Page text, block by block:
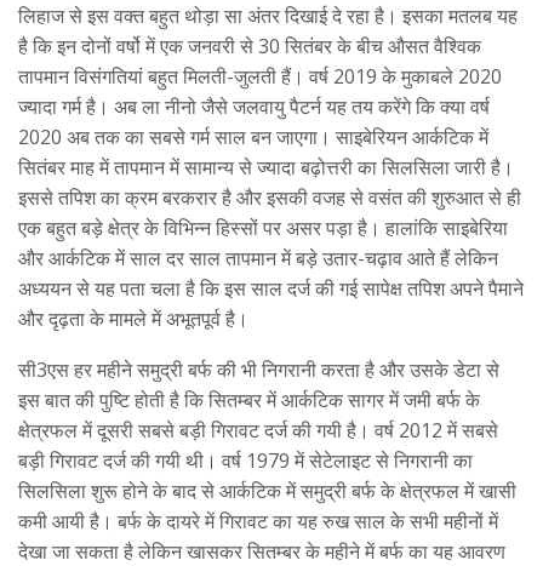
लिहाज से इस वक्त बहुत थोड़ा सा अंतर दिखाई दे रहा है। इसका मतलब यह
है कि इन दोनों वर्षो में एक जनवरी से 30 सितंबर के बीच औसत वैश्विक
तापमान विसंगतियां बहुत मिलती-जुलती हैं। वर्ष 2019 के मुकाबले 2020
ज्यादा गर्म है। अब ला नीनो जैसे जलवायु पैटर्न यह तय करेंगे कि क्या वर्ष
2020 अब तक का सबसे गर्म साल बन जाएगा। साइबेरियन आर्कटिक में
सितंबर माह में तापमान में सामान्य से ज्यादा बढ़ोत्तरी का सिलसिला जारी है।
इससे तपिश का क्रम बरकरार है और इसकी वजह से वसंत की शुरुआत से ही
एक बहुत बड़े क्षेत्र के विभिन्न हिस्सों पर असर पड़ा है। हालांकि साइबेरिया
और आर्कटिक में साल दर साल तापमान में बड़े उतार-चढ़ाव आते हैं लेकिन
अध्ययन से यह पता चला है कि इस साल दर्ज की गई सापेक्ष तपिश अपने पैमाने
और दृढ़ता के मामले में अभूतपूर्व है।
सी3एस हर महीने समुद्री बर्फ की भी निगरानी करता है और उसके डेटा से
इस बात की पुष्टि होती है कि सितम्‍बर में आर्कटिक सागर में जमी बर्फ के
क्षेत्रफल में दूसरी सबसे बड़ी गिरावट दर्ज की गयी है। वर्ष 2012 में सबसे
बड़ी गिरावट दर्ज की गयी थी। वर्ष 1979 में सेटेलाइट से निगरानी का
सिलसिला शुरू होने के बाद से आर्कटिक में समुद्री बर्फ के क्षेत्रफल में खासी
कमी आयी है। बर्फ के दायरे में गिरावट का यह रुख साल के सभी महीनों में
देखा जा सकता है लेकिन खासकर सितम्‍बर के महीने में बर्फ का यह आवरण